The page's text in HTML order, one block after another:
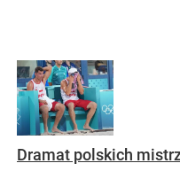
Dramat polskich